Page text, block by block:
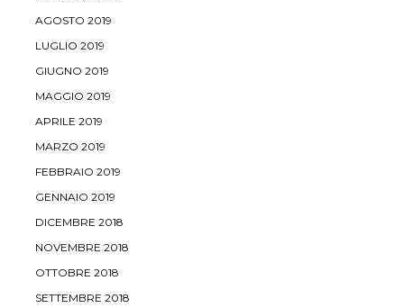
AGOSTO 2019
LUGLIO 2019
GIUGNO 2019
MAGGIO 2019
APRILE 2019
MARZO 2019
FEBBRAIO 2019
GENNAIO 2019
DICEMBRE 2018
NOVEMBRE 2018
OTTOBRE 2018
SETTEMBRE 2018